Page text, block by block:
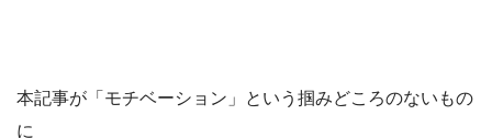
本記事が「モチベーション」という掴みどころのないもの
に